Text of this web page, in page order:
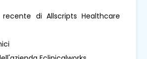
recente di Allscripts Healthcare